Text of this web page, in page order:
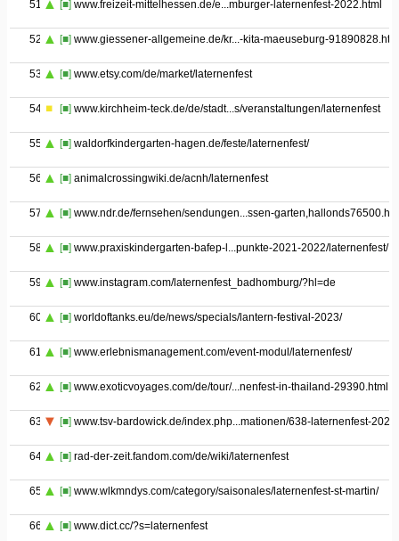
51 [■] www.freizeit-mittelhessen.de/e...mburger-laternenfest-2022.html
52 [■] www.giessener-allgemeine.de/kr...-kita-maeuseburg-
53 [■] www.etsy.com/de/market/laternenfest
54 [■] www.kirchheim-teck.de/de/stadt...s/veranstaltungen/laternenfest
55 [■] waldorfkindergarten-hagen.de/feste/laternenfest/
56 [■] animalcrossingwiki.de/acnh/laternenfest
57 [■] www.ndr.de/fernsehen/sendungen...ssen-
58 [■] www.praxiskindergarten-bafep-l...punkte-2021-2022/laternenfest/
59 [■] www.instagram.com/laternenfest_badhomburg/?hl=de
60 [■] worldoftanks.eu/de/news/specials/lantern-festival-2023/
61 [■] www.erlebnismanagement.com/event-modul/laternenfest/
62 [■] www.exoticvoyages.com/de/tour/...nenfest-in-thailand-29390.html
63 [■] www.tsv-bardowick.de/index.php...mationen/638-laternenfest-2022
64 [■] rad-der-zeit.fandom.com/de/wiki/laternenfest
65 [■] www.wlkmndys.com/category/saisonales/laternenfest-st-martin/
66 [■] www.dict.cc/?s=laternenfest